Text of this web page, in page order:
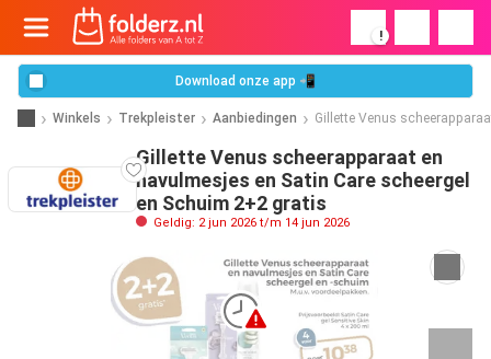
!
Download onze app 📲
Winkels Trekpleister Aanbiedingen Gillette Venus
Gillette Venus scheerapparaat en
navulmesjes en Satin Care scheergel
en Schuim 2+2 gratis
Geldig: 2 jun 2026 t/m 14 jun 2026